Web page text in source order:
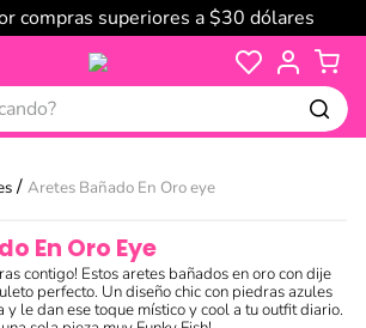
compras superiores a $30 dólares
Aretes Bañado En Oro eye
En Oro Eye
contigo! Estos aretes bañados en oro con dije
perfecto. Un diseño chic con piedras azules
le dan ese toque místico y cool a tu outfit diario.